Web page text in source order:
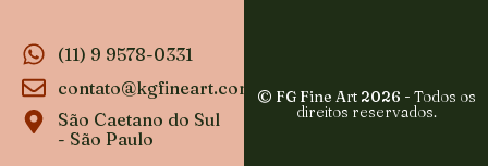
(11) 9 9578-0331
contato@kgfineart.com
São Caetano do Sul
- São Paulo
© FG Fine Art 2026 - Todos os
direitos reservados.